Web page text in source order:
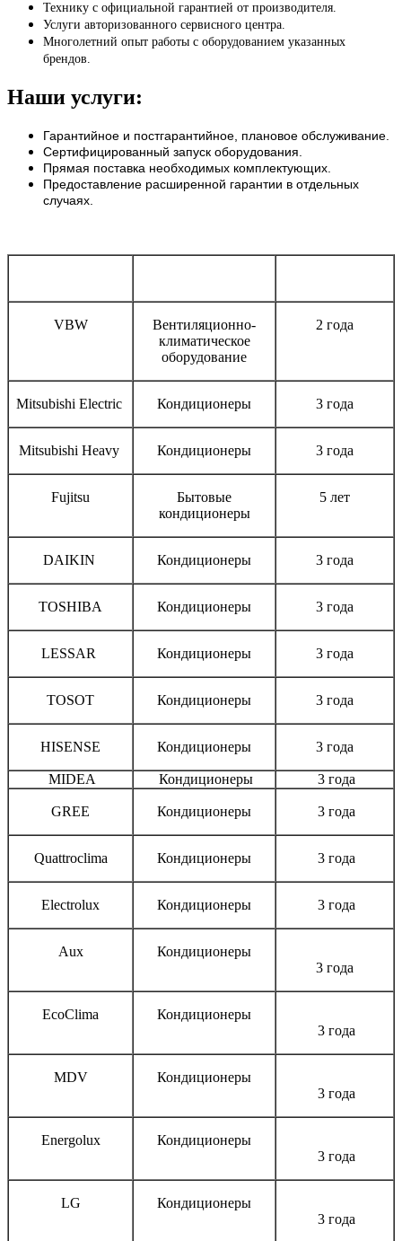
Технику с официальной гарантией от производителя.
Услуги авторизованного сервисного центра.
Многолетний опыт работы с оборудованием указанных
брендов.
Наши услуги:
Гарантийное и постгарантийное, плановое обслуживание.
Сертифицированный запуск оборудования.
Прямая поставка необходимых комплектующих.
Предоставление расширенной гарантии в отдельных
случаях.
VBW
Вентиляционно-
климатическое
оборудование
2 года
Mitsubishi Electric Кондиционеры 3 года
Mitsubishi Heavy Кондиционеры 3 года
Fujitsu
Бытовые
кондиционеры
5 лет
DAIKIN Кондиционеры 3 года
TOSHIBA Кондиционеры 3 года
LESSAR Кондиционеры 3 года
TOSOT Кондиционеры 3 года
HISENSE Кондиционеры 3 года
MIDEA Кондиционеры 3 года
GREE Кондиционеры 3 года
Quattroclima Кондиционеры 3 года
Electrolux Кондиционеры 3 года
Aux
Кондиционеры
3 года
EcoClima
Кондиционеры
3 года
MDV
Кондиционеры
3 года
Energolux
Кондиционеры
3 года
LG
Кондиционеры
3 года